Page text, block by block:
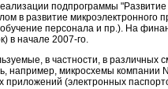
подпрограммы
в развитие микроэлектронного
персонала и пр.). На
в начале 2007-го.
в частности, в различных
например, микросхемы компании
(электронных